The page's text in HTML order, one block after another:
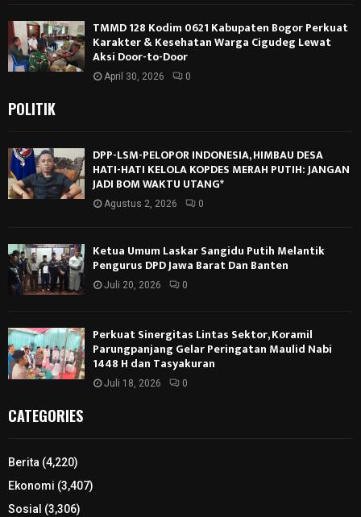
TMMD 128 Kodim 0621 Kabupaten Bogor Perkuat
Karakter & Kesehatan Warga Cigudeg Lewat
Aksi Door-to-Door
April 30, 2026 0
POLITIK
DPP-LSM-PELOPOR INDONESIA, HIMBAU DESA
HATI-HATI KELOLA KOPDES MERAH PUTIH: JANGAN
JADI BOM WAKTU UTANG*
Agustus 2, 2026 0
Ketua Umum Laskar Sangidu Putih Melantik
Pengurus DPD Jawa Barat Dan Banten
Juli 20, 2026 0
Perkuat Sinergitas Lintas Sektor, Koramil
Parungpanjang Gelar Peringatan Maulid Nabi
1448 H dan Tasyakuran
Juli 18, 2026 0
CATEGORIES
Berita (4,220)
Ekonomi (3,407)
Sosial (3,306)